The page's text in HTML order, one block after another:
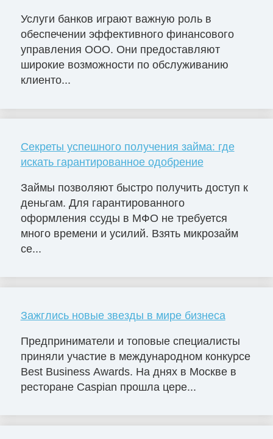
Услуги банков играют важную роль в
обеспечении эффективного финансового
управления ООО. Они предоставляют
широкие возможности по обслуживанию
клиенто...
Секреты успешного получения займа: где
искать гарантированное одобрение
Займы позволяют быстро получить доступ к
деньгам. Для гарантированного
оформления ссуды в МФО не требуется
много времени и усилий. Взять микрозайм
се...
Зажглись новые звезды в мире бизнеса
Предприниматели и топовые специалисты
приняли участие в международном конкурсе
Best Business Awards. На днях в Москве в
ресторане Caspian прошла цере...